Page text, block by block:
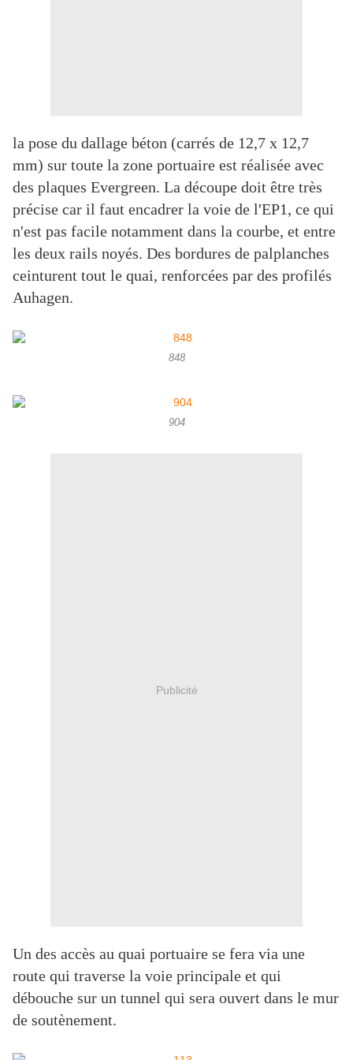
la pose du dallage béton (carrés de 12,7 x 12,7
mm) sur toute la zone portuaire est réalisée avec
des plaques Evergreen. La découpe doit être très
précise car il faut encadrer la voie de l'EP1, ce qui
n'est pas facile notamment dans la courbe, et entre
les deux rails noyés. Des bordures de palplanches
ceinturent tout le quai, renforcées par des profilés
Auhagen.
848
904
Publicité
Un des accès au quai portuaire se fera via une
route qui traverse la voie principale et qui
débouche sur un tunnel qui sera ouvert dans le mur
de soutènement.